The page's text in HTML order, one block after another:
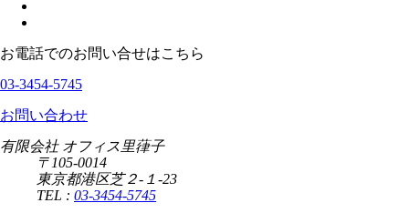
お電話でのお問い合せはこちら
03-3454-5745
お問い合わせ
有限会社 オフィス里葎子
〒105-0014
東京都港区芝２-１-23
TEL : 03-3454-5745